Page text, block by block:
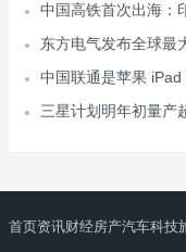
中国高铁首次出海：
东方电气发布全球最
中国联通是苹果
三星计划明年初量产
首页资讯财经房产汽车科技